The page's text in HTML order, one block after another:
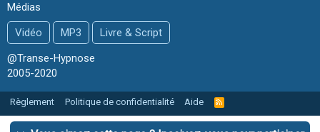
Médias
Vidéo
MP3
Livre & Script
@Transe-Hypnose
2005-2020
Règlement Politique de confidentialité Aide
R
S
S